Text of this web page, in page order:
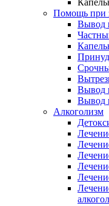
Помощь при
Вывод
Вывод
Вывод
Алкоголизм